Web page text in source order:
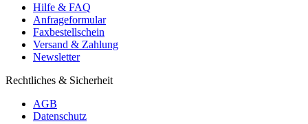
Hilfe & FAQ
Anfrageformular
Faxbestellschein
Versand & Zahlung
Newsletter
Rechtliches & Sicherheit
AGB
Datenschutz